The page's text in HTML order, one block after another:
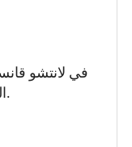
في لانتشو
الداخلية وهامي شينجيانغ وبينهاي تي.